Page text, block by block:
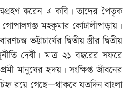
করেন এ কবি। তাদের পৈতৃক
মহকুমার কোটালীপাড়ায়।
ভট্টাচার্যের দ্বিতীয় স্ত্রীর দ্বিতীয়
দেবী। মাত্র ২১ বছরের সফরে
মানুষের হৃদয়। সংক্ষিপ্ত জীবনের
রয়ে গেছে—থাকবে যতদিন বাংলা